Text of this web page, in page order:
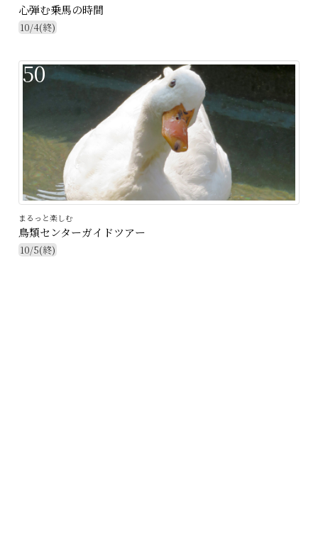
心弾む乗馬の時間
10/4(終)
50
まるっと楽しむ
鳥類センターガイドツアー
10/5(終)